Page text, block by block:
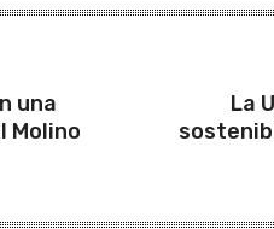
una
Molino
La